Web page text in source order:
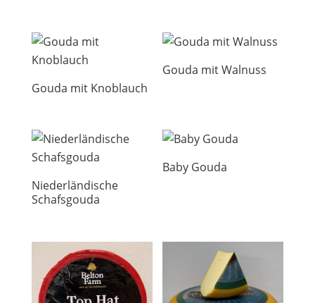
Gouda mit Knoblauch
Gouda mit Walnuss
Niederländische
Schafsgouda
Baby Gouda